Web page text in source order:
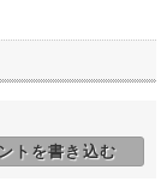
ください。
トを書き込む